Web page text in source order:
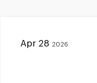
Apr 28 2026